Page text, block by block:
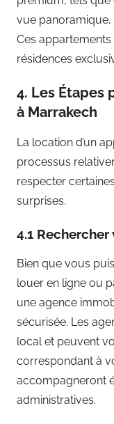
vue panoramique,
Ces
résidences
4. Les Étapes
à Marrakech
La location d’un
processus
respecter
surprises.
4.1
Bien que vous
louer en ligne ou
une agence
sécurisée. Les
local et peuvent
correspondant à
accompagneront
administratives.